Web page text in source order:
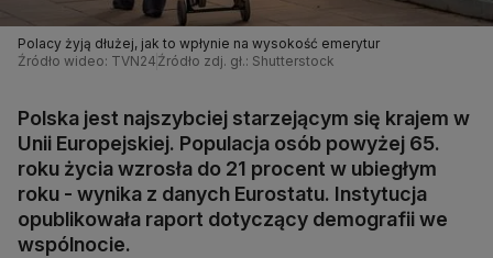
Polacy żyją dłużej, jak to wpłynie na wysokość emerytur
Źródło wideo: TVN24 Źródło zdj. gł.: Shutterstock
Polska jest najszybciej starzejącym się krajem w
Unii Europejskiej. Populacja osób powyżej 65.
roku życia wzrosła do 21 procent w ubiegłym
roku - wynika z danych Eurostatu. Instytucja
opublikowała raport dotyczący demografii we
wspólnocie.